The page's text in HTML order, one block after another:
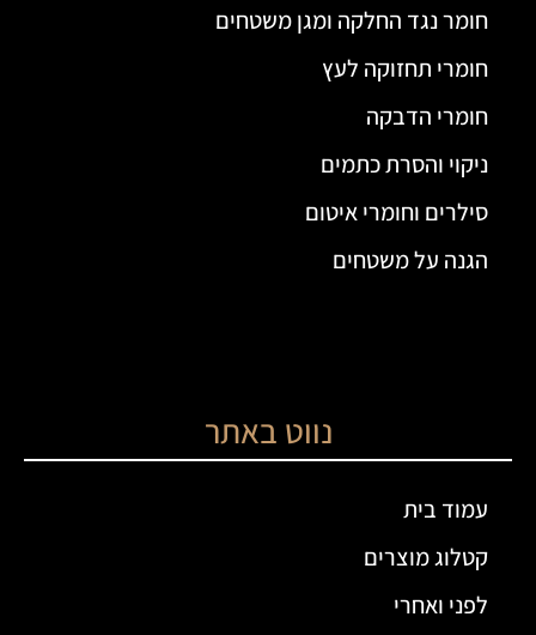
חומר נגד החלקה ומגן משטחים
חומרי תחזוקה לעץ
חומרי הדבקה
ניקוי והסרת כתמים
סילרים וחומרי איטום
הגנה על משטחים
נווט באתר
עמוד בית
קטלוג מוצרים
לפני ואחרי